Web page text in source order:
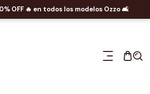
OFF 🔥​ en todos los modelos Ozzo 🛋️​